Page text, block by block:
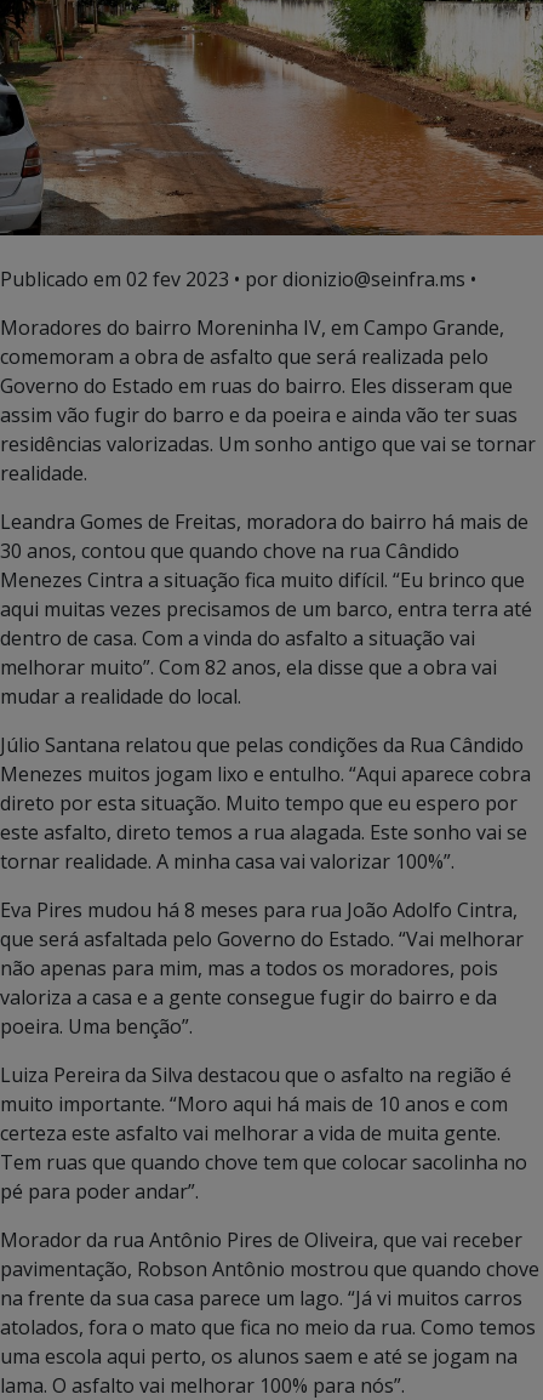
Publicado em 02 fev 2023 • por dionizio@seinfra.ms •
Moradores do bairro Moreninha IV, em Campo Grande,
comemoram a obra de asfalto que será realizada pelo
Governo do Estado em ruas do bairro. Eles disseram que
assim vão fugir do barro e da poeira e ainda vão ter suas
residências valorizadas. Um sonho antigo que vai se tornar
realidade.
Leandra Gomes de Freitas, moradora do bairro há mais de
30 anos, contou que quando chove na rua Cândido
Menezes Cintra a situação fica muito difícil. “Eu brinco que
aqui muitas vezes precisamos de um barco, entra terra até
dentro de casa. Com a vinda do asfalto a situação vai
melhorar muito”. Com 82 anos, ela disse que a obra vai
mudar a realidade do local.
Júlio Santana relatou que pelas condições da Rua Cândido
Menezes muitos jogam lixo e entulho. “Aqui aparece cobra
direto por esta situação. Muito tempo que eu espero por
este asfalto, direto temos a rua alagada. Este sonho vai se
tornar realidade. A minha casa vai valorizar 100%”.
Eva Pires mudou há 8 meses para rua João Adolfo Cintra,
que será asfaltada pelo Governo do Estado. “Vai melhorar
não apenas para mim, mas a todos os moradores, pois
valoriza a casa e a gente consegue fugir do bairro e da
poeira. Uma benção”.
Luiza Pereira da Silva destacou que o asfalto na região é
muito importante. “Moro aqui há mais de 10 anos e com
certeza este asfalto vai melhorar a vida de muita gente.
Tem ruas que quando chove tem que colocar sacolinha no
pé para poder andar”.
Morador da rua Antônio Pires de Oliveira, que vai receber
pavimentação, Robson Antônio mostrou que quando chove
na frente da sua casa parece um lago. “Já vi muitos carros
atolados, fora o mato que fica no meio da rua. Como temos
uma escola aqui perto, os alunos saem e até se jogam na
lama. O asfalto vai melhorar 100% para nós”.